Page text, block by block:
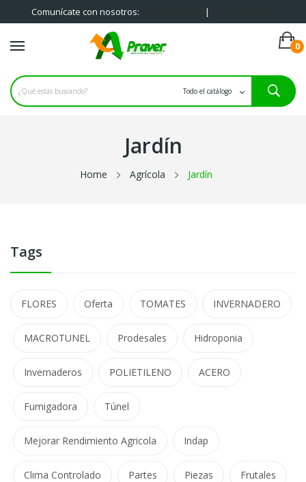
Comunícate con nosotros: |
0
Jardín
Home Agrícola Jardín
Tags
FLORES Oferta TOMATES INVERNADERO
MACROTUNEL Prodesales Hidroponia
Invernaderos POLIETILENO ACERO
Fumigadora Túnel
Mejorar Rendimiento Agricola Indap
Clima Controlado Partes Piezas Frutales